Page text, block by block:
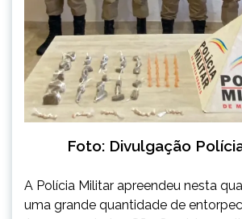
Foto: Divulgação
A Polícia Militar apreendeu nesta
uma grande quantidade de